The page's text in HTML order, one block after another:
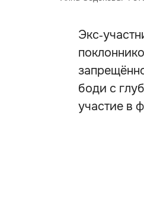
боди с
участие в